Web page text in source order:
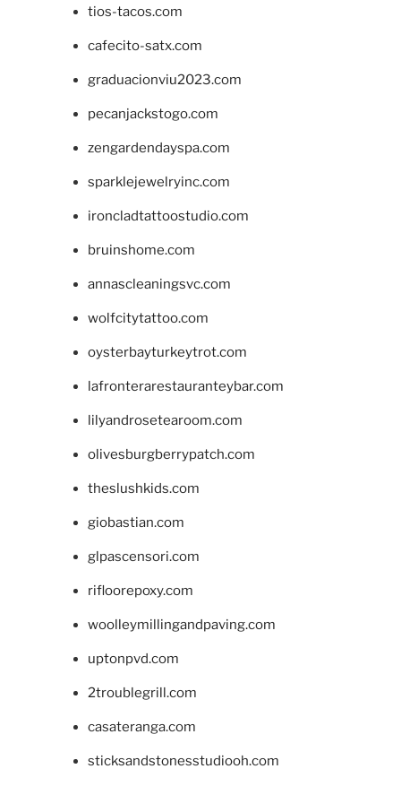
tios-tacos.com
cafecito-satx.com
graduacionviu2023.com
pecanjackstogo.com
zengardendayspa.com
sparklejewelryinc.com
ironcladtattoostudio.com
bruinshome.com
annascleaningsvc.com
wolfcitytattoo.com
oysterbayturkeytrot.com
lafronterarestauranteybar.com
lilyandrosetearoom.com
olivesburgberrypatch.com
theslushkids.com
giobastian.com
glpascensori.com
rifloorepoxy.com
woolleymillingandpaving.com
uptonpvd.com
2troublegrill.com
casateranga.com
sticksandstonesstudiooh.com